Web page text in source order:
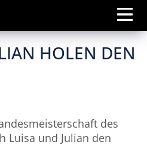
HOLEN DEN
des
Luisa und Julian den